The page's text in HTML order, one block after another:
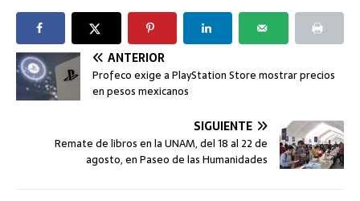
ANTERIOR
Profeco exige a PlayStation Store mostrar precios
en pesos mexicanos
SIGUIENTE
Remate de libros en la UNAM, del 18 al 22 de
agosto, en Paseo de las Humanidades